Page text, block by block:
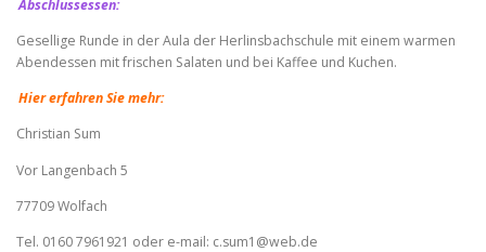
Abschlussessen:
Gesellige Runde in der Aula der Herlinsbachschule mit einem warmen
Abendessen mit frischen Salaten und bei Kaffee und Kuchen.
Hier erfahren Sie mehr:
Christian Sum
Vor Langenbach 5
77709 Wolfach
Tel. 0160 7961921 oder e-mail: c.sum1@web.de